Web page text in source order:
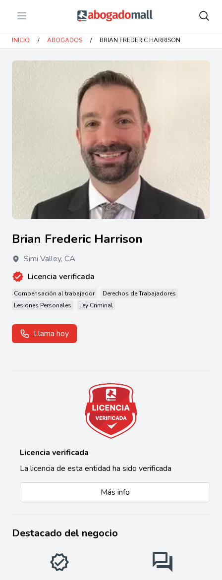
Open menu Abogadomall
INICIO / ABOGADOS / BRIAN FREDERIC HARRISON
Brian Frederic Harrison
Simi Valley, CA
Licencia verificada
Compensación al trabajador
Derechos de Trabajadores
Lesiones Personales
Ley Criminal
Llama hoy
Licencia verificada
La licencia de esta entidad ha sido verificada
Más info
Destacado del negocio